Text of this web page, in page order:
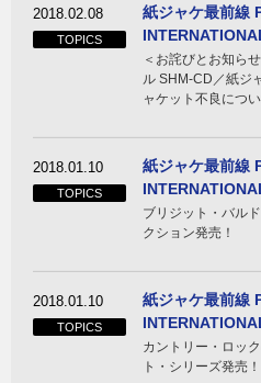
2018.02.08
TOPICS
紙ジャケ最前線
＜お詫びとお知ら
ル SHM-CD／紙ジ
ャケット不良につ
2018.01.10
TOPICS
紙ジャケ最前線
ブリジット・バル
クション発売！
2018.01.10
TOPICS
紙ジャケ最前線
カントリー・ロッ
ト・シリーズ発売！